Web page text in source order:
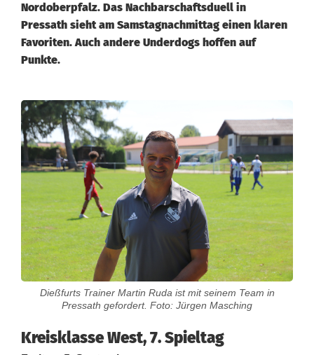
Nordoberpfalz. Das Nachbarschaftsduell in
Pressath sieht am Samstagnachmittag einen klaren
Favoriten. Auch andere Underdogs hoffen auf
Punkte.
K
r
e
i
s
k
l
Dießfurts Trainer Martin Ruda ist mit seinem Team in
Pressath gefordert. Foto: Jürgen Masching
Kreisklasse West, 7. Spieltag